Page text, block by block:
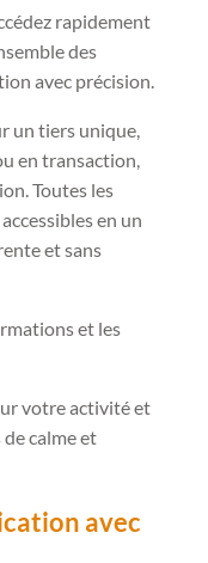
rapidement
des
avec précision.
un tiers unique,
en transaction,
Toutes les
en un
et sans
et les
votre activité et
calme et
avec